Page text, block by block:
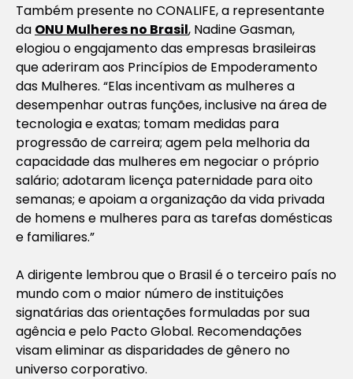
Também presente no CONALIFE, a representante
da ONU Mulheres no Brasil, Nadine Gasman,
elogiou o engajamento das empresas brasileiras
que aderiram aos Princípios de Empoderamento
das Mulheres. “Elas incentivam as mulheres a
desempenhar outras funções, inclusive na área de
tecnologia e exatas; tomam medidas para
progressão de carreira; agem pela melhoria da
capacidade das mulheres em negociar o próprio
salário; adotaram licença paternidade para oito
semanas; e apoiam a organização da vida privada
de homens e mulheres para as tarefas domésticas
e familiares.”
A dirigente lembrou que o Brasil é o terceiro país no
mundo com o maior número de instituições
signatárias das orientações formuladas por sua
agência e pelo Pacto Global. Recomendações
visam eliminar as disparidades de gênero no
universo corporativo.